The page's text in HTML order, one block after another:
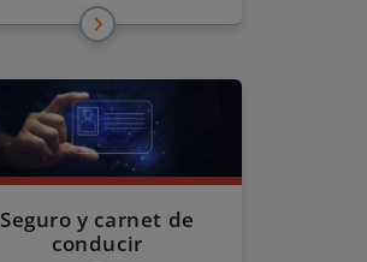
Seguro y carnet de
conducir